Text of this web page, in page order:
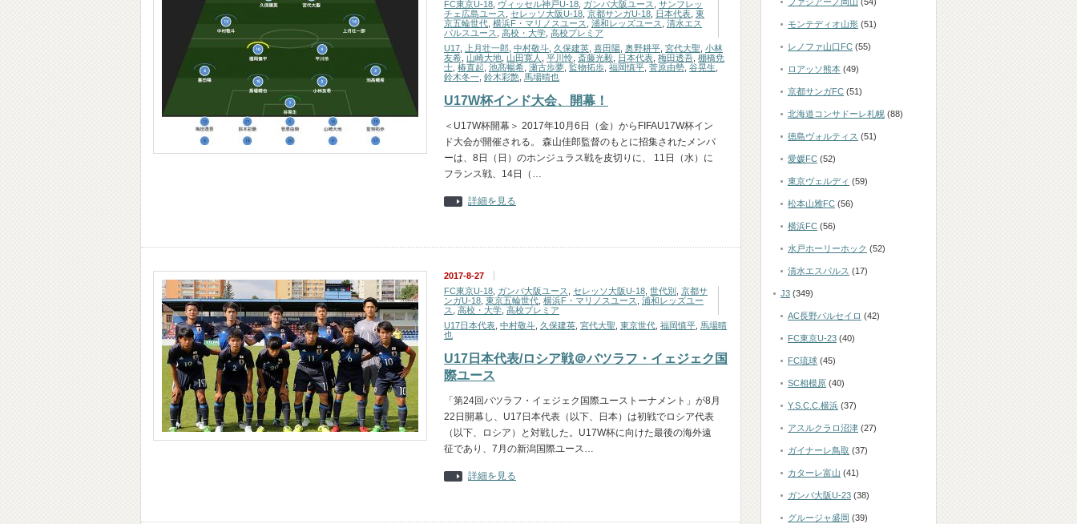
FC東京U-18 ヴィッセル神戸U-18 ガンバ大阪ユース
サンフレッ
チェ広島ユース
セレッソ大阪U-18 京都サンガU-18 日本代表 東
京五輪世代 横浜F・マリノスユース 浦和レッズユース
清水エス
パルスユース
高校・大学 高校プレミア
U17
上月壮一郎 中村敬斗 久保建英 喜田陽 奥野耕平 宮代大聖 小林
友希 山崎大地 山田寛人 平川怜 斎藤光毅 日本代表 梅田透吾 棚橋尭
士 椿直起 池髙暢希 瀬古歩夢 監物拓歩 福岡慎平 菅原由勢 谷晃生
鈴木冬一 鈴木彩艶 馬場晴也
U17W杯インド大会、開幕！
＜U17W杯開幕＞ 2017年10月6日（金）からFIFAU17W杯イン
ド大会が開催される。 森山佳郎監督のもとに招集されたメンバ
ーは、8日（日）のホンジュラス戦を皮切りに、 11日（水）に
フランス戦、14日（…
詳細を見る
2017-8-27
FC東京U-18 ガンバ大阪ユース セレッソ大阪U-18 世代別 京都サ
ンガU-18 東京五輪世代 横浜F・マリノスユース
浦和レッズユー
ス
高校・大学 高校プレミア
U17日本代表 中村敬斗 久保建英 宮代大聖 東京世代 福岡慎平 馬場晴
也
U17日本代表/ロシア戦＠バツラフ・イェジェク国
際ユース
「第24回バツラフ・イェジェク国際ユーストーナメント」が8月
22日開幕し、U17日本代表（以下、日本）は初戦でロシア代表
（以下、ロシア）と対戦した。U17W杯に向けた最後の海外遠
征であり、7月の新潟国際ユース…
詳細を見る
モンテディオ山形 (51)
レノファ山口FC (55)
ロアッソ熊本 (49)
京都サンガFC (51)
北海道コンサドーレ札幌 (88)
徳島ヴォルティス (51)
愛媛FC (52)
東京ヴェルディ (59)
松本山雅FC (56)
横浜FC (56)
水戸ホーリーホック (52)
清水エスパルス (17)
J3 (349)
AC長野パルセイロ (42)
FC東京U-23 (40)
FC琉球 (45)
SC相模原 (40)
Y.S.C.C.横浜 (37)
アスルクラロ沼津 (27)
ガイナーレ鳥取 (37)
カターレ富山 (41)
ガンバ大阪U-23 (38)
グルージャ盛岡 (39)